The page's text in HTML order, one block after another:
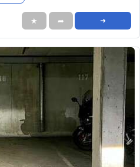
★ ➦ ➜